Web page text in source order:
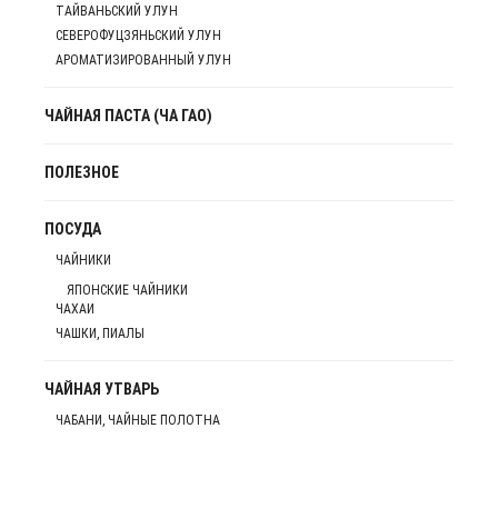
ТАЙВАНЬСКИЙ УЛУН
СЕВЕРОФУЦЗЯНЬСКИЙ УЛУН
АРОМАТИЗИРОВАННЫЙ УЛУН
ЧАЙНАЯ ПАСТА (ЧА ГАО)
ПОЛЕЗНОЕ
ПОСУДА
ЧАЙНИКИ
ЯПОНСКИЕ ЧАЙНИКИ
ЧАХАИ
ЧАШКИ, ПИАЛЫ
ЧАЙНАЯ УТВАРЬ
ЧАБАНИ, ЧАЙНЫЕ ПОЛОТНА